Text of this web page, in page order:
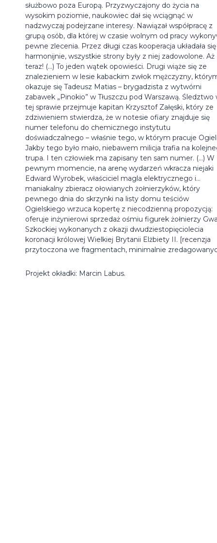
służbowo poza Europą. Przyzwyczajony do życia na
wysokim poziomie, naukowiec dał się wciągnąć w
nadzwyczaj podejrzane interesy. Nawiązał współpracę z
grupą osób, dla której w czasie wolnym od pracy
pewne zlecenia. Przez długi czas kooperacja układała się
harmonijnie, wszystkie strony były z niej zadowolone. Aż
teraz! (...) To jeden wątek opowieści. Drugi wiąże się ze
znalezieniem w lesie kabackim zwłok mężczyzny,
okazuje się Tadeusz Matias – brygadzista z wytwórni
zabawek „Pinokio” w Tłuszczu pod Warszawą. Śledztwo
tej sprawie przejmuje kapitan Krzysztof Załęski, który ze
zdziwieniem stwierdza, że w notesie ofiary znajduje się
numer telefonu do chemicznego instytutu
doświadczalnego – właśnie tego, w którym pracuje
Jakby tego było mało, niebawem milicja trafia na
trupa. I ten człowiek ma zapisany ten sam numer. (...) W
pewnym momencie, na arenę wydarzeń wkracza niejaki
Edward Wyrobek, właściciel magla elektrycznego i…
maniakalny zbieracz ołowianych żołnierzyków, który
pewnego dnia do skrzynki na listy domu teściów
Ogielskiego wrzuca kopertę z niecodzienną propozycją:
oferuje inżynierowi sprzedaż ośmiu figurek żołnierzy
Szkockiej wykonanych z okazji dwudziestopięciolecia
koronacji królowej Wielkiej Brytanii Elżbiety II. [recenzja
przytoczona we fragmentach, minimalnie
Projekt okładki: Marcin Labus.